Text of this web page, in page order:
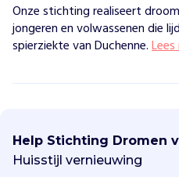
Onze stichting realiseert
jongeren en volwassenen die
spierziekte van Duchenne.
c
h
t
Help Stichting Dromen
Huisstijl vernieuwing